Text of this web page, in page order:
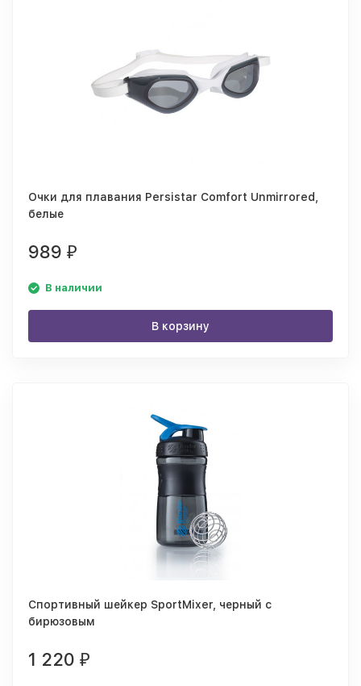
Очки для плавания Persistar Comfort Unmirrored,
белые
989 ₽
В наличии
В корзину
Спортивный шейкер SportMixer, черный с
бирюзовым
1 220 ₽